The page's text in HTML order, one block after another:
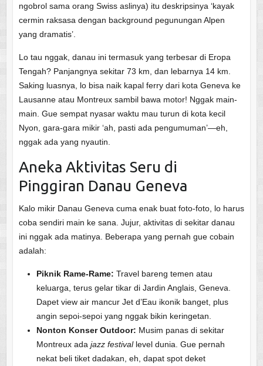
ngobrol sama orang Swiss aslinya) itu deskripsinya ‘kayak
cermin raksasa dengan background pegunungan Alpen
yang dramatis’.
Lo tau nggak, danau ini termasuk yang terbesar di Eropa
Tengah? Panjangnya sekitar 73 km, dan lebarnya 14 km.
Saking luasnya, lo bisa naik kapal ferry dari kota Geneva ke
Lausanne atau Montreux sambil bawa motor! Nggak main-
main. Gue sempat nyasar waktu mau turun di kota kecil
Nyon, gara-gara mikir ‘ah, pasti ada pengumuman’—eh,
nggak ada yang nyautin.
Aneka Aktivitas Seru di
Pinggiran Danau Geneva
Kalo mikir Danau Geneva cuma enak buat foto-foto, lo harus
coba sendiri main ke sana. Jujur, aktivitas di sekitar danau
ini nggak ada matinya. Beberapa yang pernah gue cobain
adalah:
Piknik Rame-Rame: Travel bareng temen atau
keluarga, terus gelar tikar di Jardin Anglais, Geneva.
Dapet view air mancur Jet d’Eau ikonik banget, plus
angin sepoi-sepoi yang nggak bikin keringetan.
Nonton Konser Outdoor: Musim panas di sekitar
Montreux ada jazz festivallevel dunia. Gue pernah
nekat beli tiket dadakan, eh, dapat spot deket